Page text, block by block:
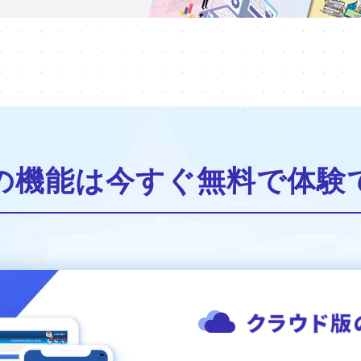
機能は今すぐ無料で体験